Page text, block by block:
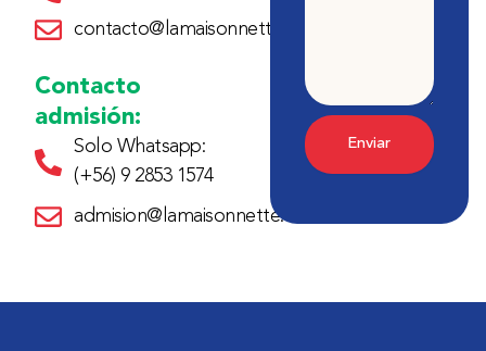
contacto@lamaisonnette.cl
Contacto
admisión:
Solo Whatsapp:
(+56) 9 2853 1574
admision@lamaisonnette.cl
Enviar